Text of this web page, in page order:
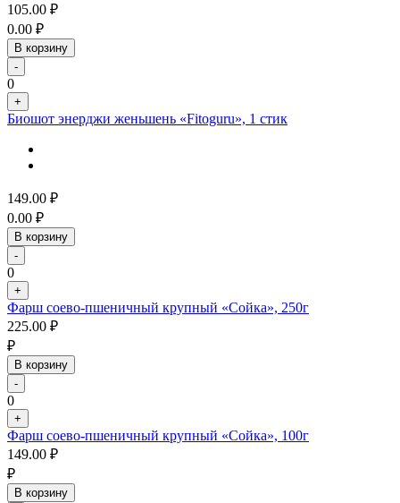
105.00 ₽
0.00 ₽
В корзину
-
0
+
Биошот энерджи женьшень «Fitoguru», 1 стик
149.00 ₽
0.00 ₽
В корзину
-
0
+
Фарш соево-пшеничный крупный «Сойка», 250г
225.00 ₽
₽
В корзину
-
0
+
Фарш соево-пшеничный крупный «Сойка», 100г
149.00 ₽
₽
В корзину